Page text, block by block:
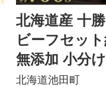
北海道産 十
ビーフセッ
無添加 小分
011-11-1】
北海道池田町